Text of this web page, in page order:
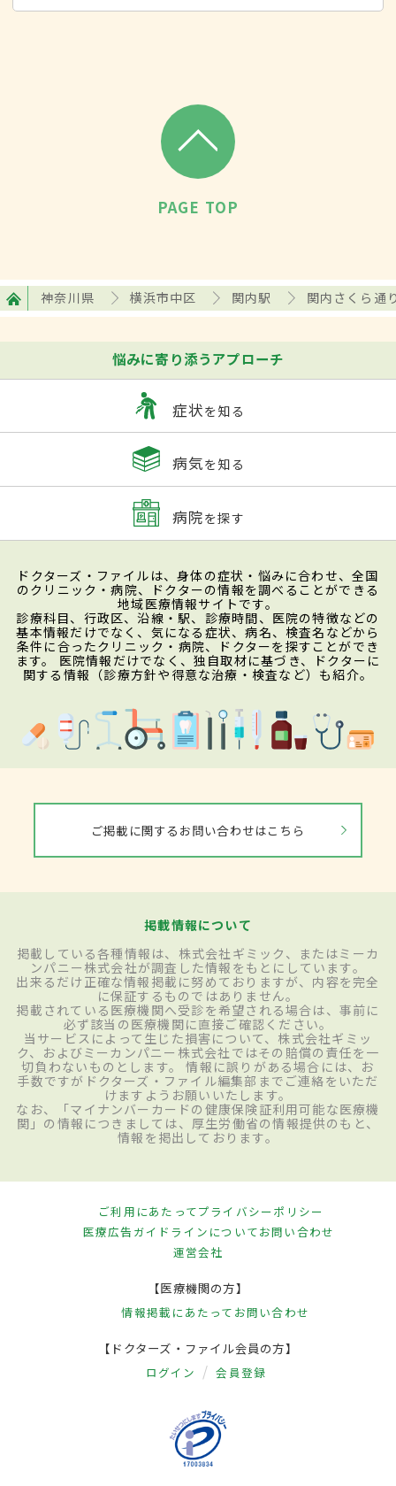
PAGE TOP
神奈川県 横浜市中区 関内駅 関内さくら通
悩みに寄り添うアプローチ
症状を知る
病気を知る
病院を探す
ドクターズ・ファイルは、身体の症状・悩みに合わせ、全国
のクリニック・病院、ドクターの情報を調べることができる
地域医療情報サイトです。
診療科目、行政区、沿線・駅、診療時間、医院の特徴などの
基本情報だけでなく、気になる症状、病名、検査名などから
条件に合ったクリニック・病院、ドクターを探すことができ
ます。 医院情報だけでなく、独自取材に基づき、ドクターに
関する情報（診療方針や得意な治療・検査など）も紹介。
ご掲載に関するお問い合わせはこちら
掲載情報について
掲載している各種情報は、株式会社ギミック、またはミーカ
ンパニー株式会社が調査した情報をもとにしています。
出来るだけ正確な情報掲載に努めておりますが、内容を完全
に保証するものではありません。
掲載されている医療機関へ受診を希望される場合は、事前に
必ず該当の医療機関に直接ご確認ください。
当サービスによって生じた損害について、株式会社ギミッ
ク、およびミーカンパニー株式会社ではその賠償の責任を一
切負わないものとします。 情報に誤りがある場合には、お
手数ですがドクターズ・ファイル編集部までご連絡をいただ
けますようお願いいたします。
なお、「マイナンバーカードの健康保険証利用可能な医療機
関」の情報につきましては、厚生労働省の情報提供のもと、
情報を掲出しております。
ご利用にあたってプライバシーポリシー
医療広告ガイドラインについてお問い合わせ
運営会社
【医療機関の方】
情報掲載にあたって お問い合わせ
【ドクターズ・ファイル会員の方】
ログイン 会員登録